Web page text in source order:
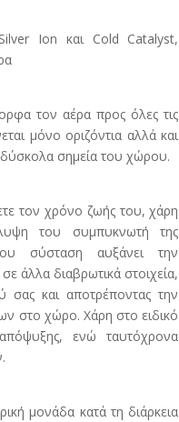
Ion και Cold Catalyst,
τον αέρα προς όλες τις
μόνο οριζόντια αλλά και
σημεία του χώρου.
τον χρόνο ζωής του, χάρη
του συμπυκνωτή της
σύσταση αυξάνει την
άλλα διαβρωτικά στοιχεία,
σας και αποτρέποντας την
στο χώρο. Χάρη στο ειδικό
ενώ ταυτόχρονα
μονάδα κατά τη διάρκεια